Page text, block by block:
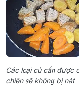
Các loại củ cần được
chiên sẽ không bị nát